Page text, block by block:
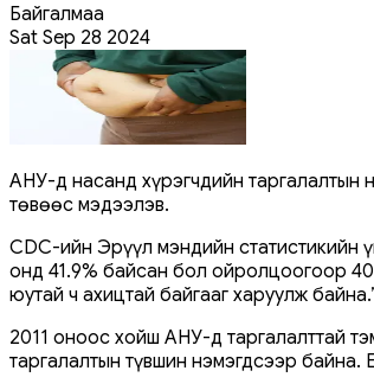
Байгалмаа
Sat Sep 28 2024
АНУ-д насанд хүрэгчдийн таргалалтын
төвөөс мэдээлэв.
CDC-ийн Эрүүл мэндийн статистикийн
онд 41.9% байсан бол ойролцоогоор
юутай ч ахицтай байгааг харуулж
2011 оноос хойш АНУ-д таргалалттай
таргалалтын түвшин нэмэгдсээр